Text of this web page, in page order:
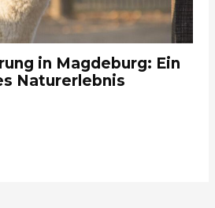
in Magdeburg: Ein
Naturerlebnis